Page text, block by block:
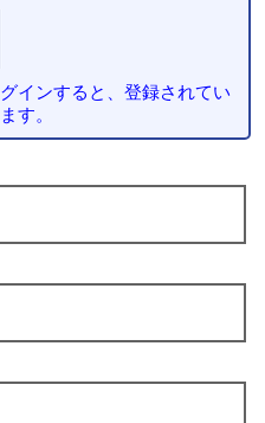
インすると、登録されてい
す。